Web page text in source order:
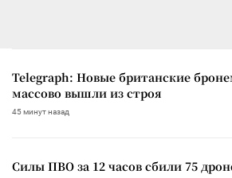
Telegraph: Новые британские
массово вышли из строя
45 минут назад
Силы ПВО за 12 часов сбили 75